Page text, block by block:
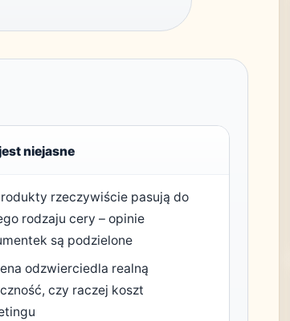
niejasne
rzeczywiście pasują do
rodzaju cery – opinie
są podzielone
odzwierciedla realną
czy raczej koszt